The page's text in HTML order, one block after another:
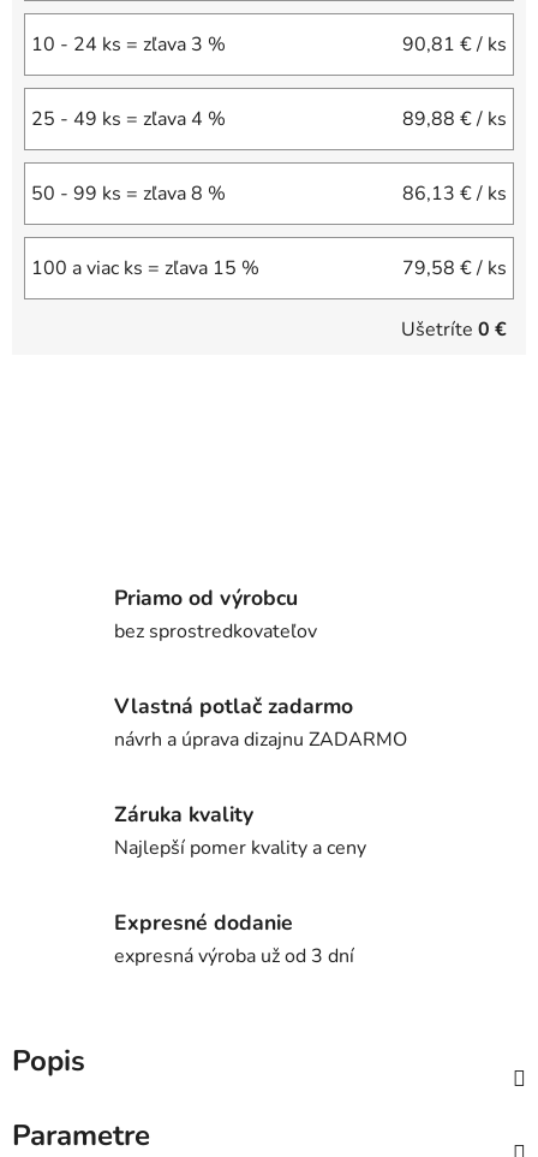
10 - 24 ks = zľava 3 % 90,81 €/ ks
25 - 49 ks = zľava 4 % 89,88 €/ ks
50 - 99 ks = zľava 8 % 86,13 €/ ks
100 a viac ks = zľava 15 % 79,58 €/ ks
Ušetríte 0 €
Priamo od výrobcu
bez sprostredkovateľov
Vlastná potlač zadarmo
návrh a úprava dizajnu ZADARMO
Záruka kvality
Najlepší pomer kvality a ceny
Expresné dodanie
expresná výroba už od 3 dní
Popis
Parametre